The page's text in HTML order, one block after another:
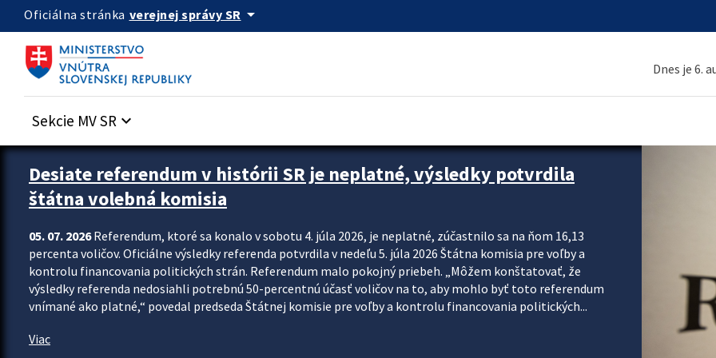
Preskocit na hlavný obsah
Oficiálna stránka verejnej správy SR arrow_drop_down
Dnes je 6.
Sekcie MV SR keyboard_arrow_down
Zastavit automatický posun upútavok
Desiate referendum v histórii SR je neplatné, výsledky potvrdila
štátna volebná komisia
05. 07. 2026Referendum, ktoré sa konalo v sobotu 4. júla 2026, je neplatné, zúčastnilo sa na ňom 16,13
percenta voličov. Oficiálne výsledky referenda potvrdila v nedeľu 5. júla 2026 Štátna komisia pre voľby a
kontrolu financovania politických strán. Referendum malo pokojný priebeh. „Môžem konštatovať, že
výsledky referenda nedosiahli potrebnú 50-percentnú účasť voličov na to, aby mohlo byť toto referendum
vnímané ako platné,“ povedal predseda Štátnej komisie pre voľby a kontrolu financovania politických...
Viac